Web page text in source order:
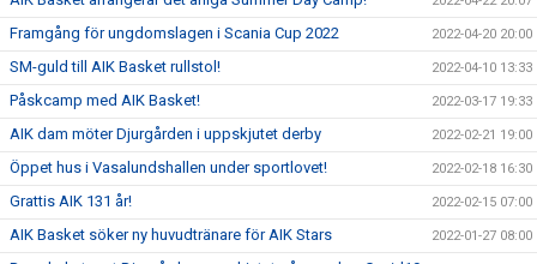
Framgång för ungdomslagen i Scania Cup 2022 2022-04-20 20:00
SM-guld till AIK Basket rullstol! 2022-04-10 13:33
Påskcamp med AIK Basket! 2022-03-17 19:33
AIK dam möter Djurgården i uppskjutet derby 2022-02-21 19:00
Öppet hus i Vasalundshallen under sportlovet! 2022-02-18 16:30
Grattis AIK 131 år! 2022-02-15 07:00
AIK Basket söker ny huvudtränare för AIK Stars 2022-01-27 08:00